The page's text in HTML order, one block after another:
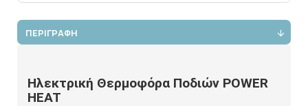
ΠΕΡΙΓΡΑΦΗ
Ηλεκτρική Θερμοφόρα Ποδιών POWER
HEAT